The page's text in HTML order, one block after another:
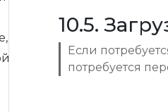
из аккаунта
и первичный
10.5.
Если
потребуется